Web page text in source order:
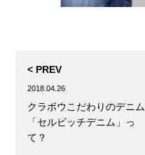
< PREV
2018.04.26
クラボウこだわりのデニム
「セルビッチデニム」っ
て？